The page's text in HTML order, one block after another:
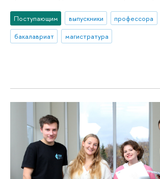
Поступающим выпускники профессора
бакалавриат
магистратура